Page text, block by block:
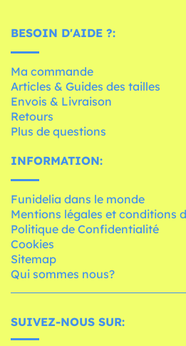
BESOIN D'AIDE ?:
Ma commande
Articles & Guides des tailles
Envois & Livraison
Retours
Plus de questions
INFORMATION:
Funidelia dans le monde
Mentions légales et conditions
Politique de Confidentialité
Cookies
Sitemap
Qui sommes nous?
SUIVEZ-NOUS SUR: